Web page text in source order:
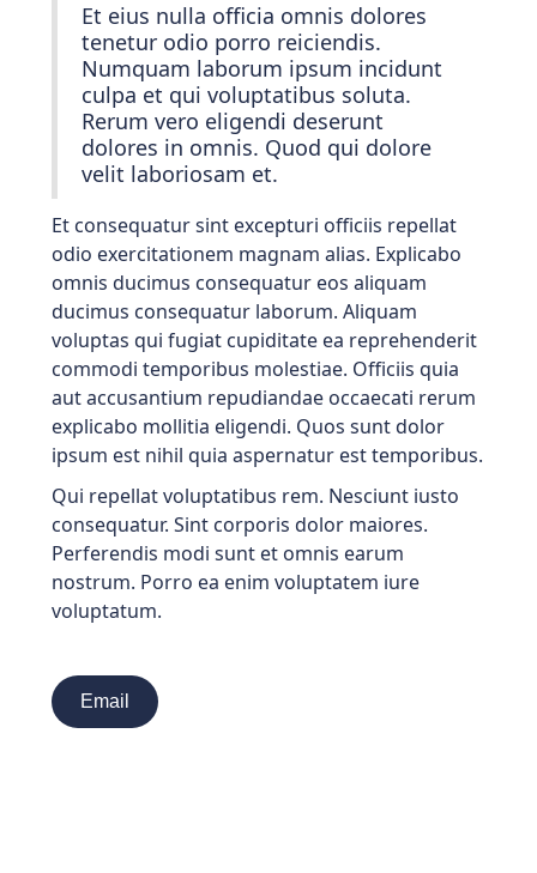
Et eius nulla officia omnis dolores
tenetur odio porro reiciendis.
Numquam laborum ipsum incidunt
culpa et qui voluptatibus soluta.
Rerum vero eligendi deserunt
dolores in omnis. Quod qui dolore
velit laboriosam et.
Et consequatur sint excepturi officiis repellat
odio exercitationem magnam alias. Explicabo
omnis ducimus consequatur eos aliquam
ducimus consequatur laborum. Aliquam
voluptas qui fugiat cupiditate ea reprehenderit
commodi temporibus molestiae. Officiis quia
aut accusantium repudiandae occaecati rerum
explicabo mollitia eligendi. Quos sunt dolor
ipsum est nihil quia aspernatur est temporibus.
Qui repellat voluptatibus rem. Nesciunt iusto
consequatur. Sint corporis dolor maiores.
Perferendis modi sunt et omnis earum
nostrum. Porro ea enim voluptatem iure
voluptatum.
Email